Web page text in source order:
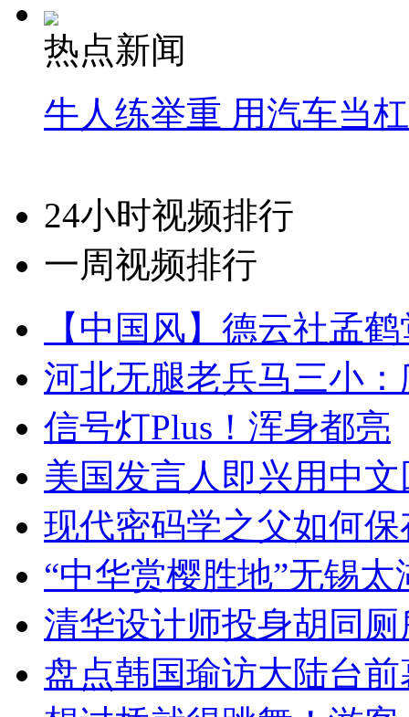
热点新闻
牛人练举重 用汽车当
24小时视频排行
一周视频排行
【中国风】德云社孟
河北无腿老兵马三小
信号灯Plus！浑身都亮
美国发言人即兴用中
现代密码学之父如何
“中华赏樱胜地”无锡
清华设计师投身胡同
盘点韩国瑜访大陆台